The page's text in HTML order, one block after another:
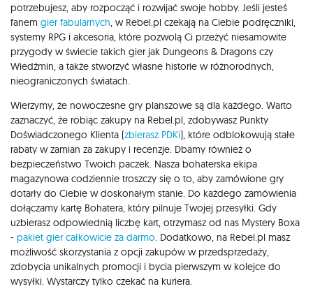
potrzebujesz, aby rozpocząć i rozwijać swoje hobby. Jeśli jesteś
fanem gier fabularnych, w Rebel.pl czekają na Ciebie podręczniki,
systemy RPG i akcesoria, które pozwolą Ci przeżyć niesamowite
przygody w świecie takich gier jak Dungeons & Dragons czy
Wiedźmin, a także stworzyć własne historie w różnorodnych,
nieograniczonych światach.
Wierzymy, że nowoczesne gry planszowe są dla każdego. Warto
zaznaczyć, że robiąc zakupy na Rebel.pl, zdobywasz Punkty
Doświadczonego Klienta (zbierasz PDKi), które odblokowują stałe
rabaty w zamian za zakupy i recenzje. Dbamy również o
bezpieczeństwo Twoich paczek. Nasza bohaterska ekipa
magazynowa codziennie troszczy się o to, aby zamówione gry
dotarły do Ciebie w doskonałym stanie. Do każdego zamówienia
dołączamy kartę Bohatera, który pilnuje Twojej przesyłki. Gdy
uzbierasz odpowiednią liczbę kart, otrzymasz od nas Mystery Boxa
- pakiet gier całkowicie za darmo. Dodatkowo, na Rebel.pl masz
możliwość skorzystania z opcji zakupów w przedsprzedaży,
zdobycia unikalnych promocji i bycia pierwszym w kolejce do
wysyłki. Wystarczy tylko czekać na kuriera.